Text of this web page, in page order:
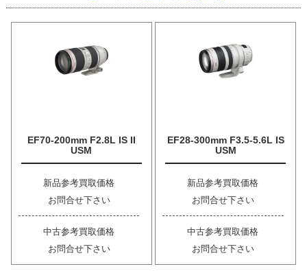
EF70-200mm F2.8L IS II
USM
新品参考買取価格
お問合せ下さい
中古参考買取価格
お問合せ下さい
EF28-300mm F3.5-5.6L IS
USM
新品参考買取価格
お問合せ下さい
中古参考買取価格
お問合せ下さい